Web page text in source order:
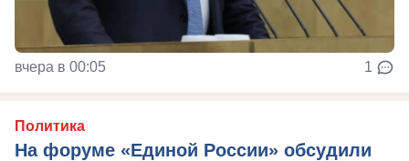
вчера в 00:05 1
Политика
На форуме «Единой России» обсудили